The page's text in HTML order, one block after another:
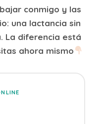
conmigo y las
una lactancia sin
La diferencia está
ahora mismo